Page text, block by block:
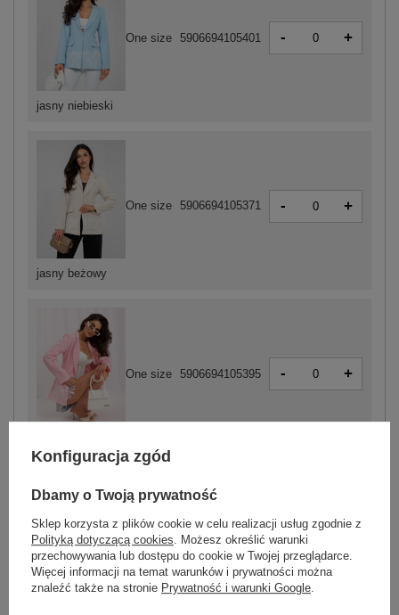
jasny beżowy
One size 5906694105371 - +
One size 5906694105395 - +
One size 5906694105388 -
jasny niebieski
One size 5906694105401 - +
Konfiguracja zgód
Dbamy o Twoją prywatność
Sklep korzysta z plików cookie w celu realizacji usług zgodnie z
Polityką dotyczącą cookies . Możesz określić warunki
przechowywania lub dostępu do cookie w Twojej przeglądarce.
Więcej informacji na temat warunków i prywatności można
znaleźć także na stronie Prywatność i warunki Google